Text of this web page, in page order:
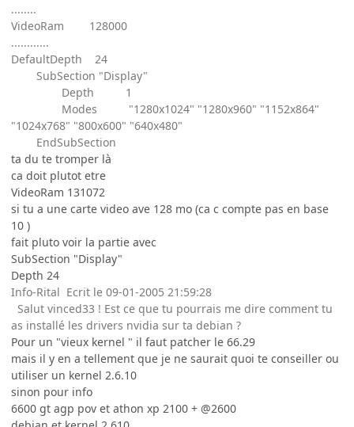
........
VideoRam 128000
............
DefaultDepth 24
SubSection "Display"
Depth 1
Modes "1280x1024" "1280x960" "1152x864"
"1024x768" "800x600" "640x480"
EndSubSection
ta du te tromper là
ca doit plutot etre
VideoRam 131072
si tu a une carte video ave 128 mo (ca c compte pas en base
10 )
fait pluto voir la partie avec
SubSection "Display"
Depth 24
Info-Rital Ecrit le 09-01-2005 21:59:28
Salut vinced33 ! Est ce que tu pourrais me dire comment tu
as installé les drivers nvidia sur ta debian ?
Pour un "vieux kernel " il faut patcher le 66.29
mais il y en a tellement que je ne saurait quoi te conseiller ou
utiliser un kernel 2.6.10
sinon pour info
6600 gt agp pov et athon xp 2100 + @2600